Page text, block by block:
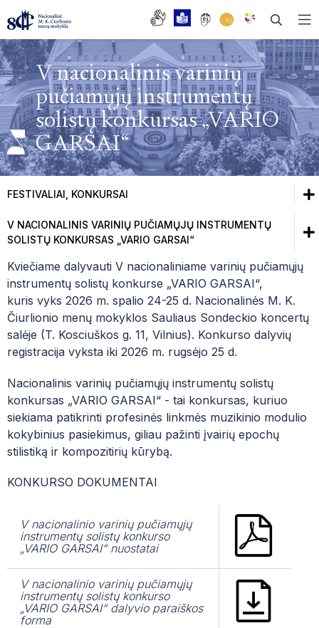
DAŽNIAUSIAI UŽDUODAMI KLAUSIMAI
BENDRASIS UGDYMAS
TĖVŲ TARYBA
DARBO TARYBA
ISTORIJA
ABITURIENTŲ OPEROS TRADICIJA
MUZIEJUS
PROJEKTAI
MENINĖ VEIKLA
MUZIKOS SKYRIUS
BALETO SKYRIUS
BIBLIOTEKA
FONOTEKA
SOCIALIZACIJOS SKYRIUS
ŠOKIO TEATRAS
KVALIFIKACIJOS TOBULINIMO CENTRAS
MENŲ EDUKACIJOS CENTRAS
EDUPAGE
PRAŠYMŲ FORMOS
PAGALBOS SPECIALISTAI
DUK| NAUJAI ĮSTOJUSIEMS Į NČMM
DUK| NORINTIEMS GYVENTI NČMM
UNIFORMA
MOKSLO METŲ ATOSTOGŲ GRAFIKAS
VALGIARAŠČIAI
PROGRAMA „VAISIŲ IR DARŽOVIŲ BEI
V nacionalinis varinių
pučiamųjų instrumentų
solistų konkursas „VARIO
GARSAI“
FESTIVALIAI, KONKURSAI
V NACIONALINIS VARINIŲ PUČIAMŲJŲ
INSTRUMENTŲ SOLISTŲ KONKURSAS „VARIO
KONKURSO TAISYKLĖS
REGISTRACIJA
KONKURSO TVARKARAŠTIS
ARCHYVAS
KONKURSAS
VI NACIONALINIS BENDROJO FORTEPIJONO
JAUNŲJŲ ATLIKĖJŲ KONKURSAS PIANO-FORTE
2026
III TARPTAUTINIS J. S. BACHO JAUNŲJŲ PIANISTŲ
KONKURSAS „J. S. BACH IN VILNIUS“ 2026
V NACIONALINIS VARINIŲ PUČIAMŲJŲ INSTRUMENTŲ
SOLISTŲ KONKURSAS „VARIO GARSAI“
Kviečiame dalyvauti V nacionaliniame varinių pučiamųjų
instrumentų solistų konkurse „VARIO GARSAI“,
kuris vyks 2026 m. spalio 24-25 d. Nacionalinės M. K.
Čiurlionio menų mokyklos Sauliaus Sondeckio koncertų
salėje (T. Kosciuškos g. 11, Vilnius). Konkurso dalyvių
registracija vyksta iki 2026 m. rugsėjo 25 d.
Nacionalinis varinių pučiamųjų instrumentų solistų
konkursas „VARIO GARSAI“ - tai konkursas, kuriuo
siekiama patikrinti profesinės linkmės muzikinio modulio
kokybinius pasiekimus, giliau pažinti įvairių epochų
stilistiką ir kompozitirių kūrybą.
KONKURSO DOKUMENTAI
V nacionalinio varinių pučiamųjų
instrumentų solistų konkurso
„VARIO GARSAI“nuostatai
V nacionalinio varinių pučiamųjų
instrumentų solistų konkurso
„VARIO GARSAI“ dalyvio paraiškos
forma